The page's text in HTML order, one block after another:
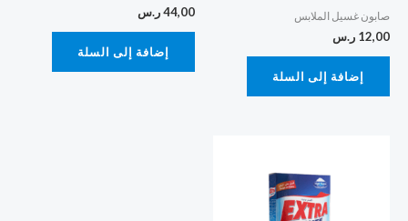
صابون غسيل الملابس
12,00 ر.س
إضافة إلى السلة
44,00ر.س
إضافة إلى السلة